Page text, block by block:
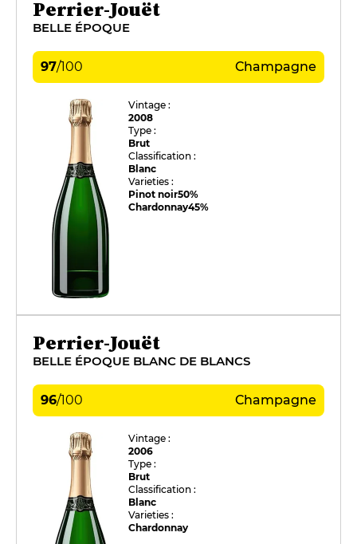
Perrier-Jouët
BELLE ÉPOQUE
97/100 Champagne
Vintage :
2008
Type :
Brut
Classification :
Blanc
Varieties :
Pinot noir50%
Chardonnay45%
Perrier-Jouët
BELLE ÉPOQUE BLANC DE BLANCS
96/100 Champagne
Vintage :
2006
Type :
Brut
Classification :
Blanc
Varieties :
Chardonnay